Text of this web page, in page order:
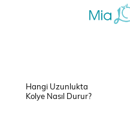
Hangi Uzunlukta
Kolye Nasıl Durur?